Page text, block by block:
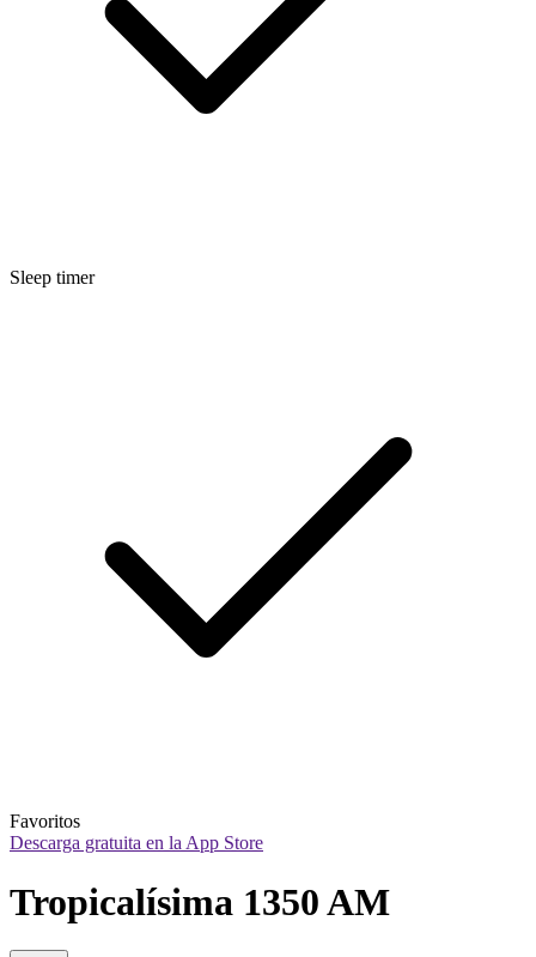
Sleep timer
Favoritos
Descarga gratuita en la App Store
Tropicalísima 1350 AM